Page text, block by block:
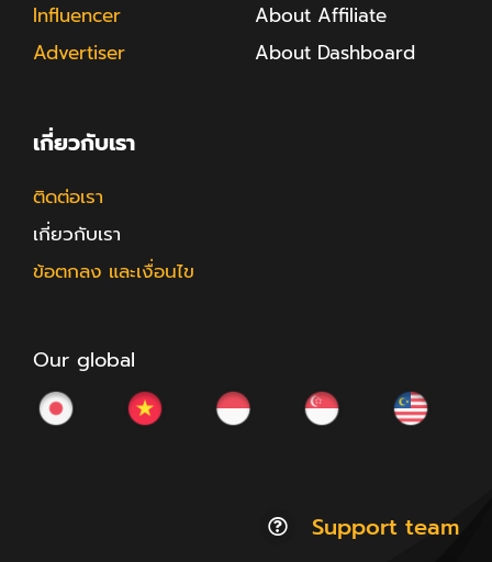
Influencer
Advertiser
About Affiliate
About Dashboard
เกี่ยวกับเรา
ติดต่อเรา
เกี่ยวกับเรา
ข้อตกลง และเงื่อนไข
Our global
Support team